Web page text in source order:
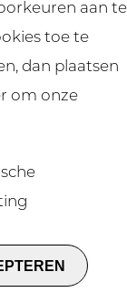
aan te
toe te
dan plaatsen
om onze